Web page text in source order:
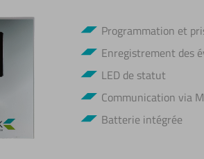
Programmation et
Enregistrement des
LED de statut
Communication via
Batterie intégrée